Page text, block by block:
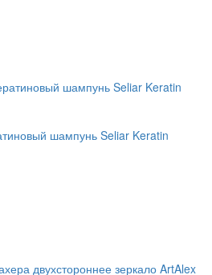
шампунь Seliar Keratin